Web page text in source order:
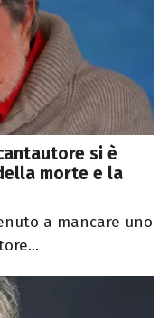
si è
morte e la
a mancare uno